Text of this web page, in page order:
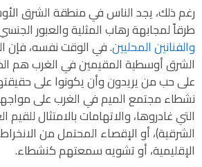
رغم ذلك، يجد الناس في منطقة الشرق
طرقاً لمجابهة رهاب المثلية والعبور
والفنانين المحليين. في الوقت نفسه، فإن
الشرق أوسطية المقيمين في الغرب هم
على حب من يريدون وأن يكونوا على
نشطاء مجتمع الميم في الغرب على
التي غادروها، والاتهامات بالامتثال للقيم
الشرقية)، أو الإقصاء المحتمل من
الإقليمية، أو تشويه سمعتهم كنشطاء.